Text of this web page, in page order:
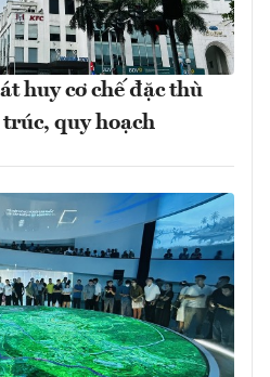
huy cơ chế đặc thù
quy hoạch